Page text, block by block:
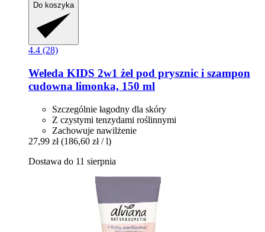
Do koszyka
4.4 (28)
Weleda KIDS 2w1 żel pod prysznic i szampon
cudowna limonka, 150 ml
Szczególnie łagodny dla skóry
Z czystymi tenzydami roślinnymi
Zachowuje nawilżenie
27,99 zł (186,60 zł / l)
Dostawa do 11 sierpnia